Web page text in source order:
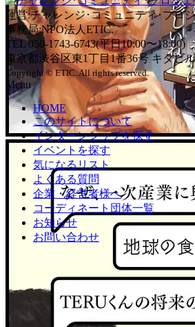
運営:チャレンジ･コミュニティ･プロ
事務局:NPO法人ETIC.
TEL 050-1743-6743(平日10:00〜18:00)
東京都渋谷区東1丁目1番36号 キタビ
Copyright © ETIC. All rights reserved.
Menu
HOME
このサイトについて
インターンシップを探す
イベントを探す
気になるリスト
よくある質問
企業・経営者様へ
コーディネート団体一覧
お知らせ
お問い合わせ